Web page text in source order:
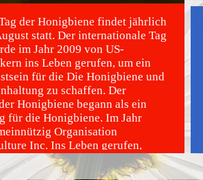
der Honigbiene findet jährlich
statt. Der internationale Tag
im Jahr 2009 von US-
ins Leben gerufen, um ein
für die Die Honigbiene und
zu schaffen. Der
Honigbiene begann als ein
für die Honigbiene. Im Jahr
Organisation
Inc. Ins Leben gerufen,
ausrichtete und seither